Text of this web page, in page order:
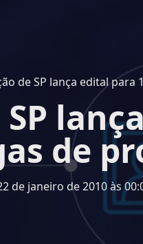
de SP lança edital para
SP
de
de janeiro de 2010 às